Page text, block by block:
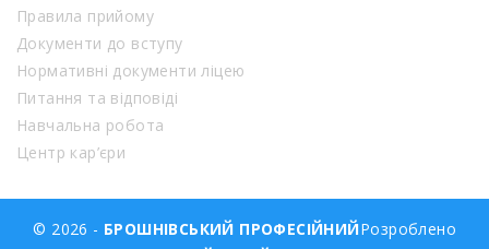
Правила прийому
Документи до вступу
Нормативні документи ліцею
Питання та відповіді
Навчальна робота
Центр кар’єри
© 2026 - БРОШНІВСЬКИЙ ПРОФЕСІЙНИЙРозроблено